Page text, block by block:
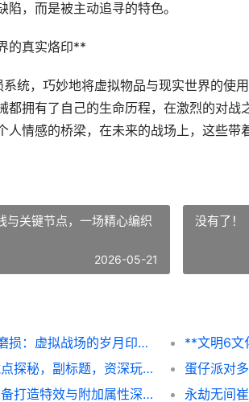
，而是被主动追寻的特色。
的真实烙印**
统，巧妙地将虚拟物品与现实世界的使
都拥有了自己的生命历程，在激烈的对
人情感的桥梁，在未来的战场上，这些
关键节点，一场精心编织
2026-05-21
没有了！
**反恐精英2枪械皮肤磨损：虚拟战场的岁月印记**
洛克王国世界地图隐藏点探秘，副标题，资深玩家的尘封记忆寻踪
蛋仔派对
标题：梦幻西游手游装备打造特效与附加属性深度解析，副标题：资深玩家视角下的战力提升之道